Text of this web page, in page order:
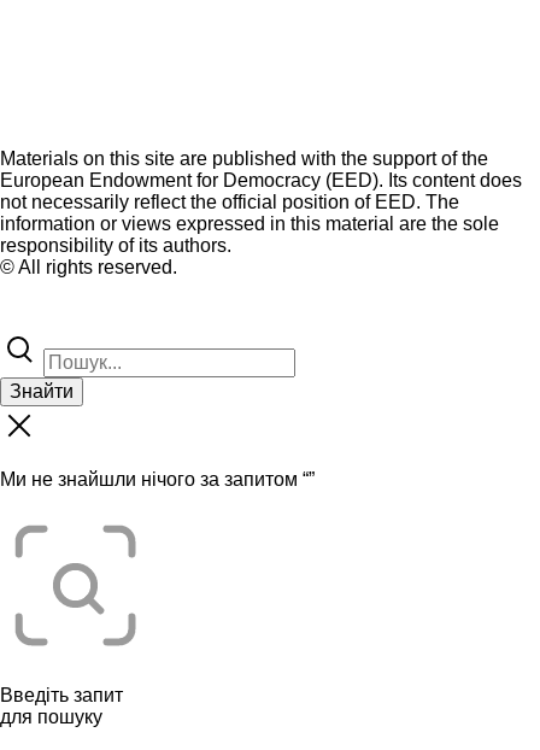
Materials on this site are published with the support of the
European Endowment for Democracy (EED). Its content does
not necessarily reflect the official position of EED. The
information or views expressed in this material are the sole
responsibility of its authors.
© All rights reserved.
Знайти
Ми не знайшли нічого за запитом “”
Введіть запит
для пошуку